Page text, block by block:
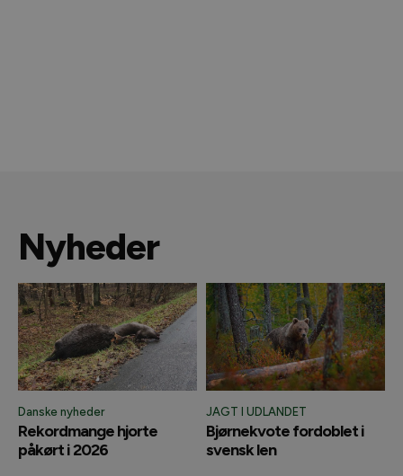
Nyheder
Danske nyheder
Rekordmange hjorte
påkørt i 2026
JAGT I UDLANDET
Bjørnekvote fordoblet i
svensk len